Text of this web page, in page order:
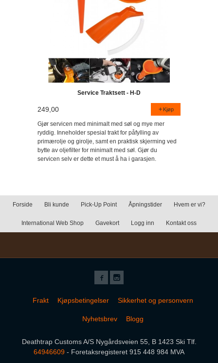
Service Traktsett - H-D
249,00 Kjøp
Gjør servicen med minimalt med søl og mye mer
ryddig. Inneholder spesial trakt for påfylling av
primærolje og girolje, samt en praktisk skjerming ved
bytte av oljefilter for minimalt med søl. Gjør du
servicen selv er dette et must å ha i garasjen.
Forside Bli kunde Pick-Up Point Åpningstider Hvem er vi?
International Web Shop Gavekort Logg inn Kontakt oss
Frakt Kjøpsbetingelser Sikkerhet og personvern
Nyhetsbrev Blogg
Deathtrap Customs A/S Nygårdsveien 55, B 1423 Ski Tlf.
64946609 - Foretaksregisteret 915 448 984 MVA